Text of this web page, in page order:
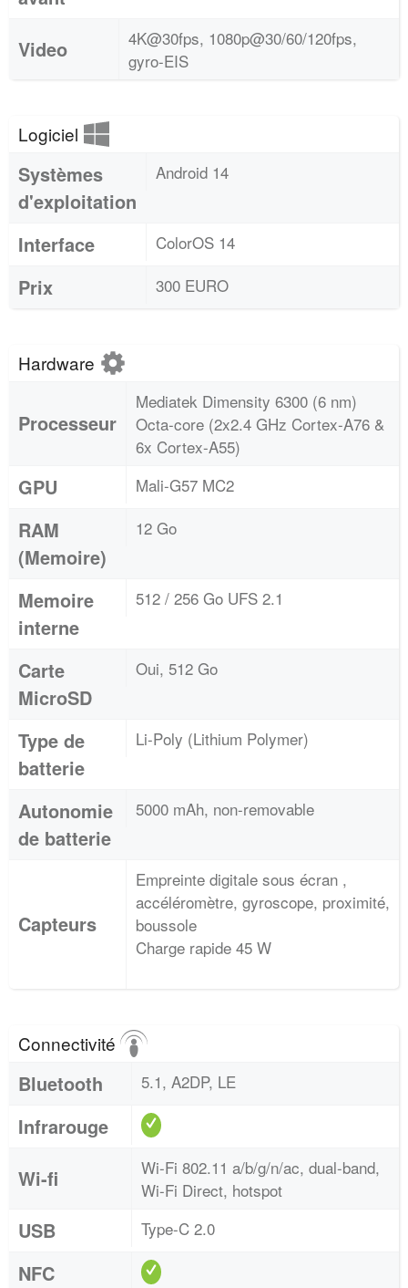
Video
4K@30fps, 1080p@30/60/120fps,
gyro-EIS
Logiciel
Systèmes
d'exploitation
Android 14
Interface ColorOS 14
Prix 300 EURO
Hardware
Processeur
Mediatek Dimensity 6300 (6 nm)
Octa-core (2x2.4 GHz Cortex-A76 &
6x Cortex-A55)
GPU Mali-G57 MC2
RAM
(Memoire)
12 Go
Memoire
interne
512 / 256 Go UFS 2.1
Carte
MicroSD
Oui, 512 Go
Type de
batterie
Li-Poly (Lithium Polymer)
Autonomie
de batterie
5000 mAh, non-removable
Capteurs
Empreinte digitale sous écran ,
accéléromètre, gyroscope, proximité,
boussole
Charge rapide 45 W
Connectivité
Bluetooth 5.1, A2DP, LE
Infrarouge
Wi-fi
Wi-Fi 802.11 a/b/g/n/ac, dual-band,
Wi-Fi Direct, hotspot
USB Type-C 2.0
NFC